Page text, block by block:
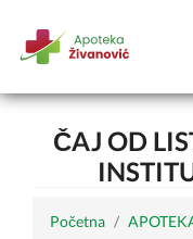
ČAJ OD
Početna